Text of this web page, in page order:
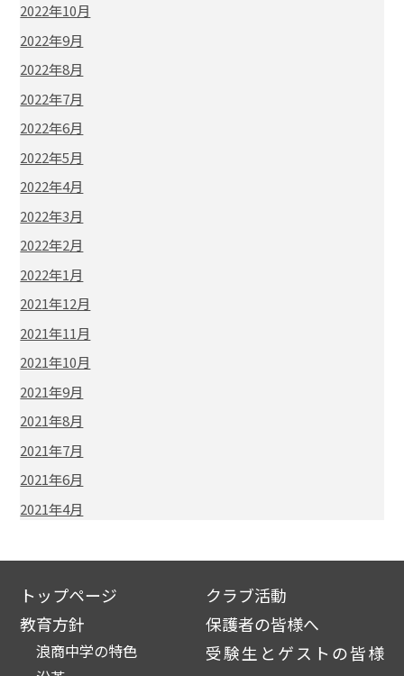
2022年10月
2022年9月
2022年8月
2022年7月
2022年6月
2022年5月
2022年4月
2022年3月
2022年2月
2022年1月
2021年12月
2021年11月
2021年10月
2021年9月
2021年8月
2021年7月
2021年6月
2021年4月
トップページ
教育方針
浪商中学の特色
クラブ活動
保護者の皆様へ
受験生とゲストの皆様